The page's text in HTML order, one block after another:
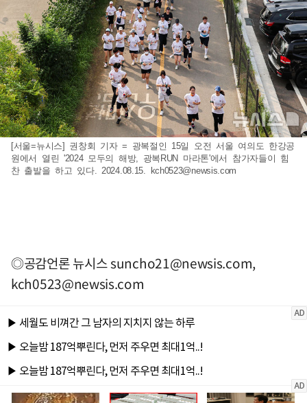
[서울=뉴시스] 권창회 기자 = 광복절인 15일 오전 서울 여의도 한강공
원에서 열린 '2024 모두의 해방, 광복RUN 마라톤'에서 참가자들이 힘
찬 출발을 하고 있다. 2024.08.15. kch0523@newsis.com
◎공감언론 뉴시스suncho21@newsis.com,
kch0523@newsis.com